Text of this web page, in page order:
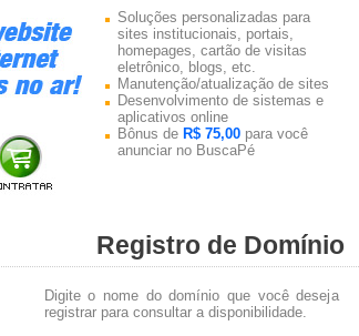
Soluções personalizadas para
sites institucionais, portais,
homepages, cartão de visitas
eletrônico, blogs, etc.
Manutenção/atualização de sites
Desenvolvimento de sistemas e
aplicativos online
Bônus de R$ 75,00para você
anunciar no BuscaPé
Registro de Domínio
Digite o nome do domínio que você deseja
registrar para consultar a disponibilidade.